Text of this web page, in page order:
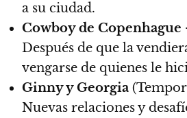
a su ciudad.
Cowboy de Copenhague
Después de que la
vengarse de quienes le
Ginny y Georgia
Nuevas relaciones y